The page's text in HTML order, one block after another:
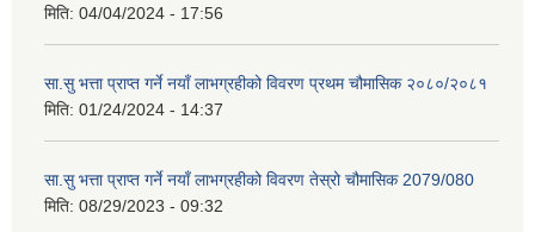
मिति: 04/04/2024 - 17:56
सा.सु भत्ता प्राप्त गर्ने नयाँ लाभग्रहीको विवरण प्रथम चौमासिक २०८०/२०८१
मिति: 01/24/2024 - 14:37
सा.सु भत्ता प्राप्त गर्ने नयाँ लाभग्रहीको विवरण तेस्रो चौमासिक 2079/080
मिति: 08/29/2023 - 09:32